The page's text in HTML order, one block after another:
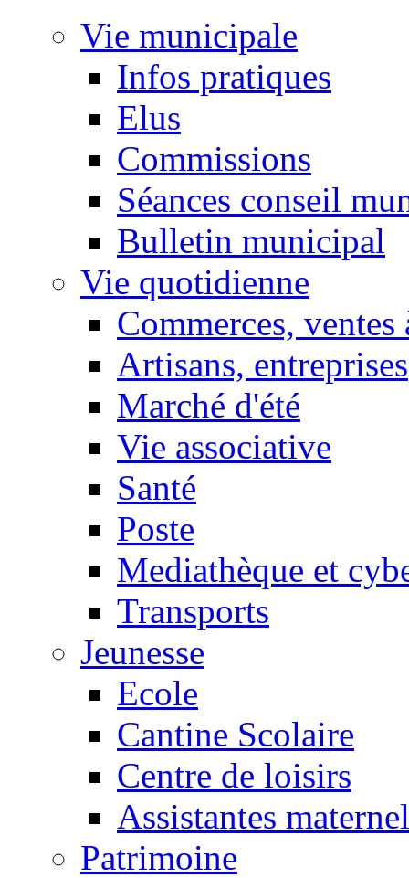
Vie municipale
Infos pratiques
Elus
Commissions
Séances conseil
Bulletin municipal
Vie quotidienne
Commerces, ventes
Artisans, entreprises
Marché d'été
Vie associative
Santé
Poste
Mediathèque et
Transports
Jeunesse
Ecole
Cantine Scolaire
Centre de loisirs
Assistantes
Patrimoine